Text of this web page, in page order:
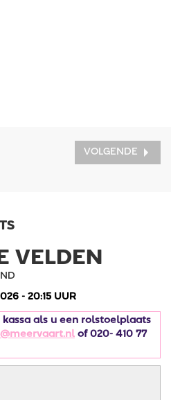
VOLGENDE
VELDEN
- 20:15 UUR
als u een rolstoelplaats
of 020- 410 77